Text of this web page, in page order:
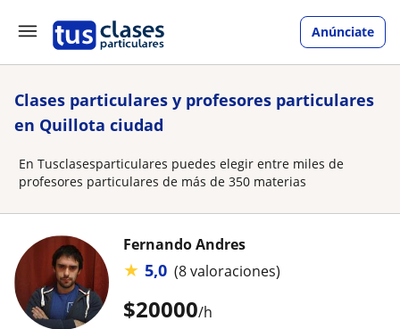
Anúnciate
Clases particulares y profesores particulares
en Quillota ciudad
En Tusclasesparticulares puedes elegir entre miles de
profesores particulares de más de 350 materias
$20000/h
Fernando Andres
★ 5,0 (8 valoraciones)